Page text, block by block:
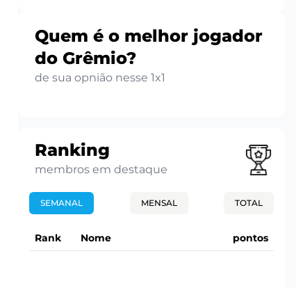
Quem é o melhor jogador
do Grêmio?
de sua opnião nesse 1x1
Ranking
membros em destaque
SEMANAL MENSAL TOTAL
Rank Nome pontos